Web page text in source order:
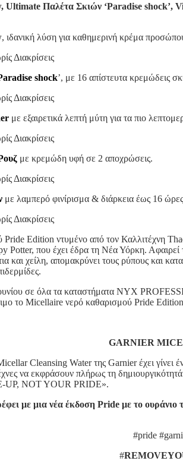
Παλέτα Σκιών ‘Paradise shock’,
, ιδανική λύση για καθημερινή κρέμα
shock’, με 16 απίστευτα κρεμώδεις
με εξαιρετικά λεπτή μύτη για τα πιο
με κρεμώδη υφή σε 2 αποχρώσεις.
με λαμπερό φινίρισμα & διάρκεια έως 16
Edition ντυμένο από τον Καλλιτέχνη
Potter, που έχει έδρα τη Νέα Υόρκη. Αφαιρεί
και χείλη, απομακρύνει τους ρύπους και
σε όλα τα καταστήματα NYX
το Micellaire νερό καθαρισμού Pride
GARNIER
Cleansing Water της Garnier έχει γίνει
να εκφράσουν πλήρως τη
NOT YOUR PRIDE».
με μια νέα έκδοση Pride με το ουράνιο
#pride
#